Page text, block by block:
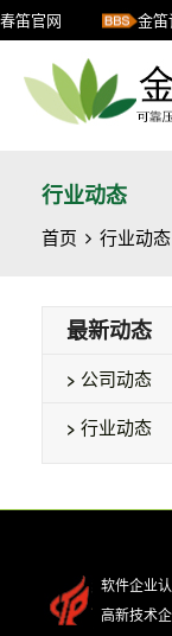
春笛官网 金
行业动态
首页 行业动态
最新动态
公司动态
行业动态
软件企业
高新技术